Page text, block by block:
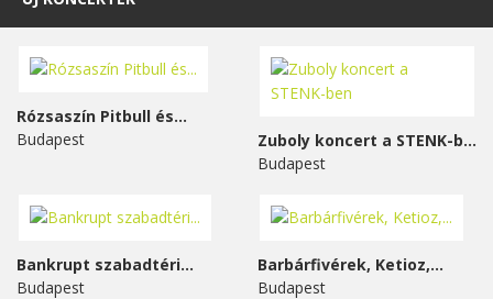
Rózsaszín Pitbull és...
Budapest
Zuboly koncert a STENK-ben
Budapest
Bankrupt szabadtéri...
Budapest
Barbárfivérek, Ketioz,...
Budapest